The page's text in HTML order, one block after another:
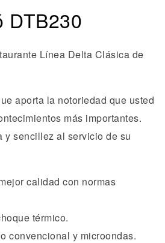
DTB230
Línea Delta Clásica de
aporta la notoriedad que usted
más importantes.
y sencillez al servicio de su
calidad con normas
térmico.
convencional y microondas.